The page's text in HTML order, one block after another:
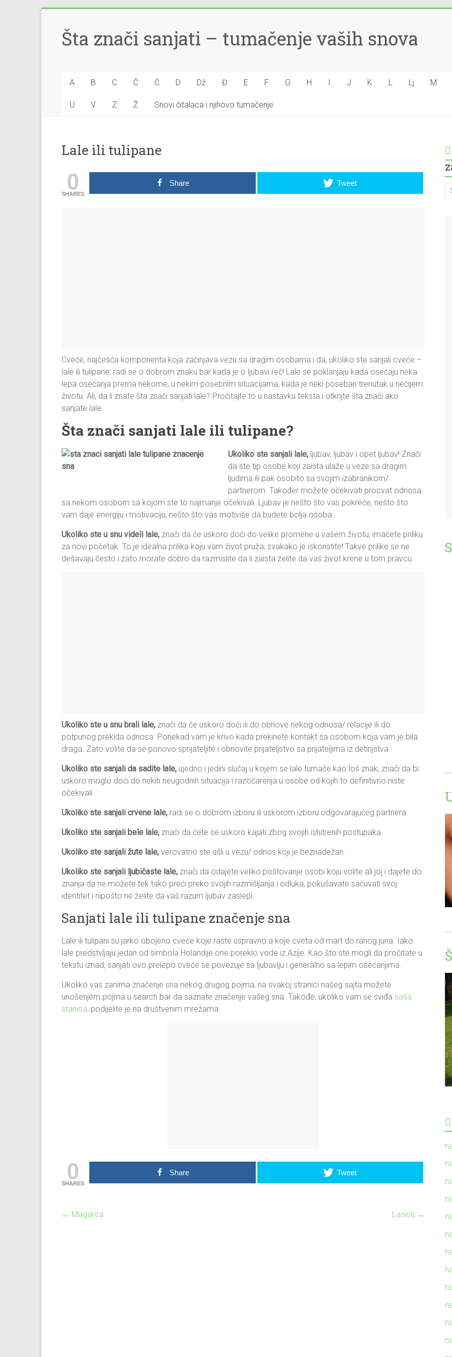
Šta znači sanjati – tumačenje vaših snova
A B C Č Ć D Dž Đ E F G H I J K L Lj M
U V Z Ž Snovi čitalaca i njihovo tumačenje
Lale ili tulipane
0
SHARES
Share Tweet
Cveće, najčešća komponenta koja začinjava vezu sa dragim osobama i da, ukoliko ste sanjali cveće –
lale ili tulipane, radi se o dobrom znaku bar kada je o ljubavi reč! Lale se poklanjaju kada osećaju neka
lepa osećanja prema nekome, u nekim posebnim situacijama, kada je neki poseban trenutak u nečijem
životu. Ali, da li znate šta znači sanjati lale? Pročitajte to u nastavku teksta i otkrijte šta znači ako
sanjate lale.
Šta znači sanjati lale ili tulipane?
Ukoliko ste sanjali lale, ljubav, ljubav i opet ljubav! Znači
da ste tip osobe koji zaista ulaže u veze sa dragim
ljudima ili pak osobito sa svojim izabranikom/
partnerom. Također možete očekivati procvat odnosa
sa nekom osobom sa kojom ste to najmanje očekivali. Ljubav je nešto što vas pokreće, nešto što
vam daje energiju i motivaciju, nešto što vas motiviše da budete bolja osoba.
Ukoliko ste u snu videli lale, znači da će uskoro doći do velike promene u vašem životu, imaćete priliku
za novi početak. To je idealna prilika koju vam život pruža, svakako je iskoristite! Takve prilike se ne
dešavaju često i zato morate dobro da razmislite da li zaista želite da vaš život krene u tom pravcu.
Ukoliko ste u snu brali lale, znači da će uskoro doći ili do obnove nekog odnosa/ relacije ili do
potpunog prekida odnosa. Ponekad vam je krivo kada prekinete kontakt sa osobom koja vam je bila
draga. Zato volite da se ponovo sprijateljite i obnovite prijateljstvo sa prijateljima iz detinjstva.
Ukoliko ste sanjali da sadite lale, ujedno i jedini slučaj u kojem se lale tumače kao loš znak, znači da bi
uskoro moglo doći do nekih neugodnih situacija i razočarenja u osobe od kojih to definitivno niste
očekivali.
Ukoliko ste sanjali crvene lale, radi se o dobrom izboru ili uskorom izboru odgovarajućeg partnera.
Ukoliko ste sanjali bele lale, znači da ćete se uskoro kajati zbog svojih ishitrenih postupaka.
Ukoliko ste sanjali žute lale, verovatno ste ušli u vezu/ odnos koji je beznadežan.
Ukoliko ste sanjali ljubičaste lale, znači da odajete veliko poštovanje osobi koju volite ali joj i dajete do
znanja da ne možete tek tako preći preko svojih razmišljanja i odluka, pokušavate sačuvati svoj
identitet i nipošto ne želite da vaš razum ljubav zaslepi.
Sanjati lale ili tulipane značenje sna
Lale ili tulipani su jarko obojeno cveće koje raste uspravno a koje cveta od mart do ranog juna. Iako
lale predstvljaju jedan od simbola Holandije one poreklo vode iz Azije. Kao što ste mogli da pročitate u
tekstu iznad, sanjati ovo prelepo cveće se povezuje sa ljubavlju i generalno sa lepim osećanjima.
Ukoliko vas zanima značenje sna nekog drugog pojma, na svakoj stranici našeg sajta možete
unošenjem pojma u search bar da saznate značenje vašeg sna. Takođe, ukoliko vam se sviđa naša
stanica, podijelite je na društvenim mrežama.
0
SHARES
Share Tweet
← Magarca Lasicu →